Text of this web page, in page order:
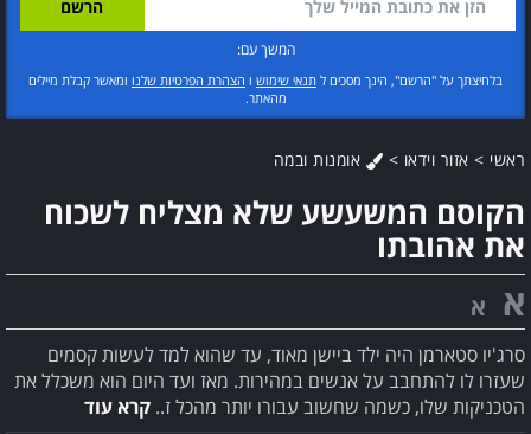
המשך עם:
בלחיצתך על "הרשם", הינך מסכים ל תנאי שימוש ו הצהרת הפרטיות שלנו ומאשר קבלת מיילים
מהאתר.
ראשי > אזור וידאו > אומנות ובמה
הקוסם המשעשע שלא מצליח לשכוח
את אהובתו
א א
סרג'יו סטארמן היה ילד ביישן מאוד, עד שהוא למד לעשות קסמים
שעזרו לו להתחבב על אנשים במהירות. מאז ועד היום הוא משכלל את
הטכניקות שלו, כשמה שחשוב עבורו יותר מהכל ז.. קרא עוד